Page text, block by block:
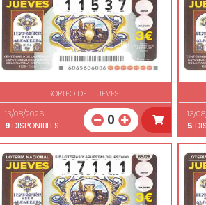
SORTEO DEL JUEVES
13/08/2026
9DISPONIBLES 0
13/
5